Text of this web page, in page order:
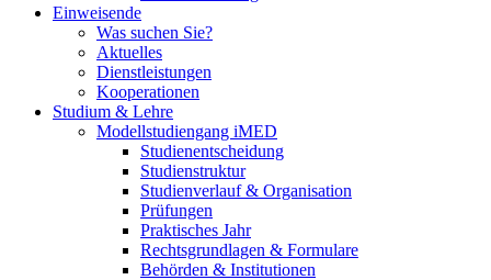
Einweisende
Was suchen Sie?
Aktuelles
Dienstleistungen
Kooperationen
Studium & Lehre
Modellstudiengang iMED
Studienentscheidung
Studienstruktur
Studienverlauf & Organisation
Prüfungen
Praktisches Jahr
Rechtsgrundlagen & Formulare
Behörden & Institutionen